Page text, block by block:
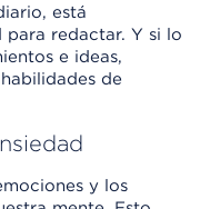
está
redactar. Y si lo
e ideas,
de
y los